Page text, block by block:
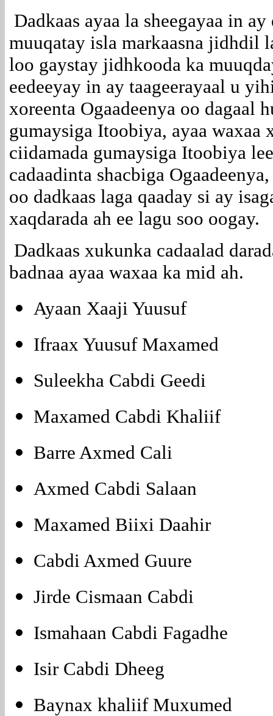
Dadkaas ayaa la sheegayaa in
muuqatay isla markaasna jidhdil
loo gaystay jidhkooda ka
eedeeyay in ay taageerayaal u
xoreenta Ogaadeenya oo dagaal
gumaysiga Itoobiya, ayaa
ciidamada gumaysiga Itoobiya
cadaadinta shacbiga
oo dadkaas laga qaaday si ay
xaqdarada ah ee lagu soo oogay.
Dadkaas xukunka cadaalad
badnaa ayaa waxaa ka mid ah.
Ayaan Xaaji Yuusuf
Ifraax Yuusuf Maxamed
Suleekha Cabdi Geedi
Maxamed Cabdi Khaliif
Barre Axmed Cali
Axmed Cabdi Salaan
Maxamed Biixi Daahir
Cabdi Axmed Guure
Jirde Cismaan Cabdi
Ismahaan Cabdi Fagadhe
Isir Cabdi Dheeg
Baynax khaliif Muxumed